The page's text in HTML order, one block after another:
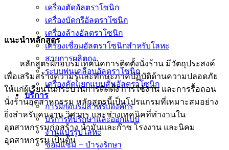
เครื่องตัดอัลตราโซนิก
เครื่องบัดกรีอัลตราโซนิก
เครื่องล้างอัลตราโซนิก
เครื่องเชื่อมอัลตราโซนิกสำหรับโลหะ
สายการผลิตถุง
ระบบพ่นเคลือบอัลตราโซนิก
เครื่องคัดแยกแบบสั่นอัลตราโซนิก
บริการ
การฝึกอบรมสำหรับองค์กร
บริการที่ปรึกษาและออกแบบ
งานแปรรูปโลหะ
ซ่อมแซม – บำรุงรักษา
แนะนำหลักสูตร
หลักสูตรฝึกอบรมเทคนิคการติดตั้งนั่งร้าน มีวัตถุประสงค์
เพื่อเสริมสร้างความรู้และทักษะภาคปฏิบัติด้านความปลอดภัย
ให้แก่ผู้เรียนในกระบวนการติดตั้ง การใช้งาน และการรื้อถอน
นั่งร้านอุตสาหกรรม หลักสูตรนี้เป็นโปรแกรมที่เหมาะสมอย่าง
ยิ่งสำหรับคนงาน วิศวกร และช่างเทคนิคที่ทำงานใน
อุตสาหกรรมก่อสร้าง น้ำมันและก๊าซ โรงงาน และนิคม
อุตสาหกรรม เป็นต้น